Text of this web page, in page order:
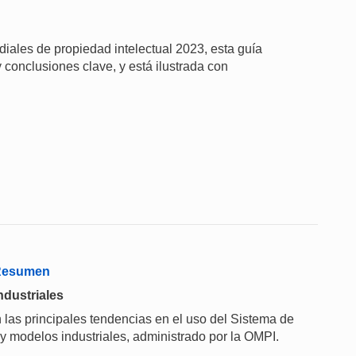
de propiedad intelectual 2023, esta guía
clave, y está ilustrada con
principales tendencias en el uso del Sistema de
modelos industriales, administrado por la OMPI.